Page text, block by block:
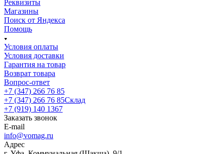
Реквизиты
Магазины
Поиск от Яндекса
Помощь
Условия оплаты
Условия доставки
Гарантия на товар
Возврат товара
Вопрос-ответ
+7 (347) 266 76 85
+7 (347) 266 76 85Склад
+7 (919) 140 1367
Заказать звонок
E-mail
info@vomag.ru
Адрес